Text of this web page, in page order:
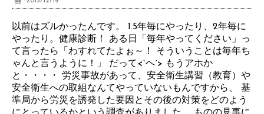
以前はズルかったんです。 1.5年毎にやったり、2年毎に
やったり。健康診断！ ある日「毎年やってください」っ
て言ったら「わすれてたよぉ～！ そういうことは毎年ち
ゃんと言うように！」 だって<`ヘ´> もうアホか
と・・・・ 労災事故があって、安全衛生講習（教育）や
安全衛生への取組なんてやっていないもんですから、 基
準局から労災を誘発した要因とその後の対策をどのよう